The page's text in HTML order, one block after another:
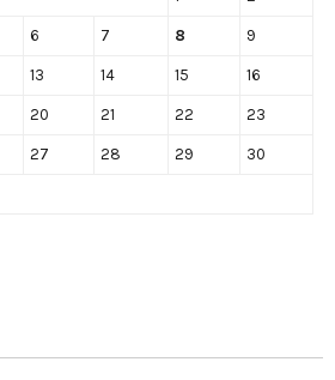
6 7 8 9
13 14 15 16
20 21 22 23
27 28 29 30